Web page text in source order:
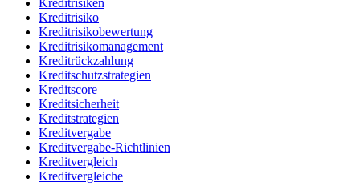
Kreditrisiken
Kreditrisiko
Kreditrisikobewertung
Kreditrisikomanagement
Kreditrückzahlung
Kreditschutzstrategien
Kreditscore
Kreditsicherheit
Kreditstrategien
Kreditvergabe
Kreditvergabe-Richtlinien
Kreditvergleich
Kreditvergleiche